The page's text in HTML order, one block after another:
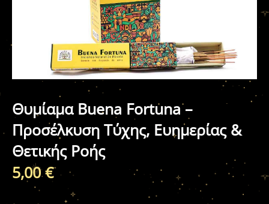
Θυμίαμα Buena Fortuna –
Προσέλκυση Τύχης, Ευημερίας &
Θετικής Ροής
5,00€